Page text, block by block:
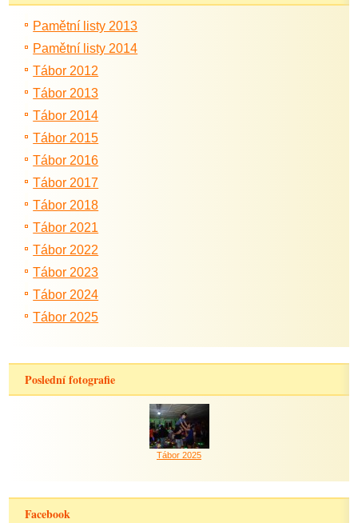
Pamětní listy 2013
Pamětní listy 2014
Tábor 2012
Tábor 2013
Tábor 2014
Tábor 2015
Tábor 2016
Tábor 2017
Tábor 2018
Tábor 2021
Tábor 2022
Tábor 2023
Tábor 2024
Tábor 2025
Poslední fotografie
Tábor 2025
Facebook